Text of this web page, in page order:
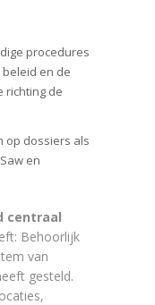
procedures
en de
richting de
op dossiers als
en
centraal
Behoorlijk
van
gesteld.